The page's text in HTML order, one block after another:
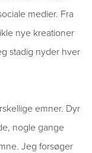
medier. Fra
nye kreationer
stadig nyder hver
emner. Dyr
nogle gange
Jeg forsøger